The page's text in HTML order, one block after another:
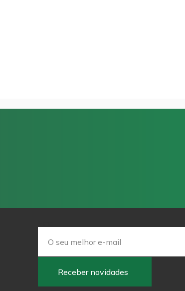
Receber novidades